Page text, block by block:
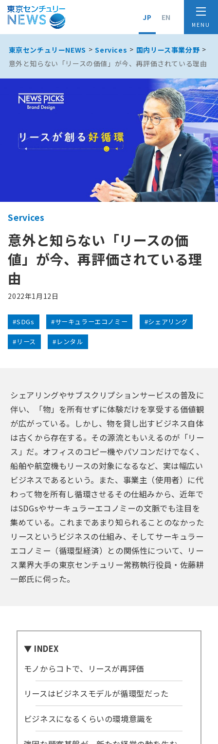
JP EN
東京センチュリーNEWS Services
国内リース事業分野
意外と知らない「リースの価値」が今、再評価されている理由
Services
意外と知らない「リースの価
値」が今、再評価されている理
由
2022年1月12日
#SDGs #サーキュラーエコノミー #シェアリング
#リース #レンタル
シェアリングやサブスクリプションサービスの普及に
伴い、「物」を所有せずに体験だけを享受する価値観
が広がっている。しかし、物を貸し出すビジネス自体
は古くから存在する。その源流ともいえるのが「リー
ス」だ。オフィスのコピー機やパソコンだけでなく、
船舶や航空機もリースの対象になるなど、実は幅広い
ビジネスであるという。また、事業主（使用者）に代
わって物を所有し循環させるその仕組みから、近年で
はSDGsやサーキュラーエコノミーの文脈でも注目を
集めている。これまであまり知られることのなかった
リースというビジネスの仕組み、そしてサーキュラー
エコノミー（循環型経済）との関係性について、リー
ス業界大手の東京センチュリー常務執行役員・佐藤耕
一郎氏に伺った。
▼ INDEX
モノからコトで、リースが再評価
リースはビジネスモデルが循環型だった
ビジネスになるくらいの環境意識を